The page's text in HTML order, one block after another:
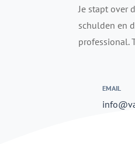
Je stapt over
schulden en
professional.
EMAIL